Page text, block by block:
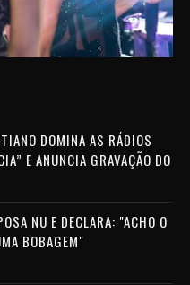
DOMINA AS RÁDIOS
E ANUNCIA GRAVAÇÃO DO
NU E DECLARA: "ACHO O
BOBAGEM"